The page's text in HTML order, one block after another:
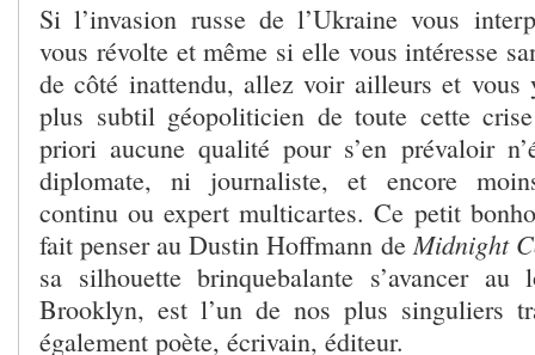
Si l’invasion russe de l’Ukraine vous
vous révolte et même si elle vous intéresse
de côté inattendu, allez voir ailleurs et vous
plus subtil géopoliticien de toute cette
priori aucune qualité pour s’en prévaloir
diplomate, ni journaliste, et encore
continu ou expert multicartes. Ce petit
fait penser au Dustin Hoffmann deMidnight
sa silhouette brinquebalante s’avancer
Brooklyn, est l’un de nos plus singuliers
également poète, écrivain, éditeur.